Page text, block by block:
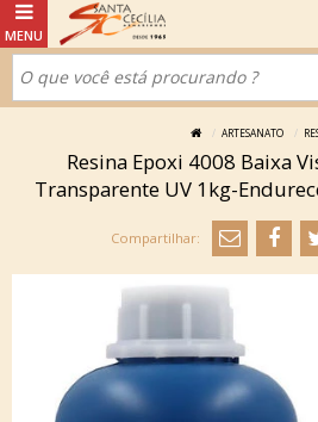
ARTESANATO
Resina Epoxi 4008 Baixa
Transparente UV 1kg-